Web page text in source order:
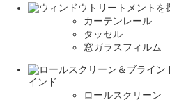
カーテンレール
タッセル
窓ガラスフィルム
インド
ロールスクリーン